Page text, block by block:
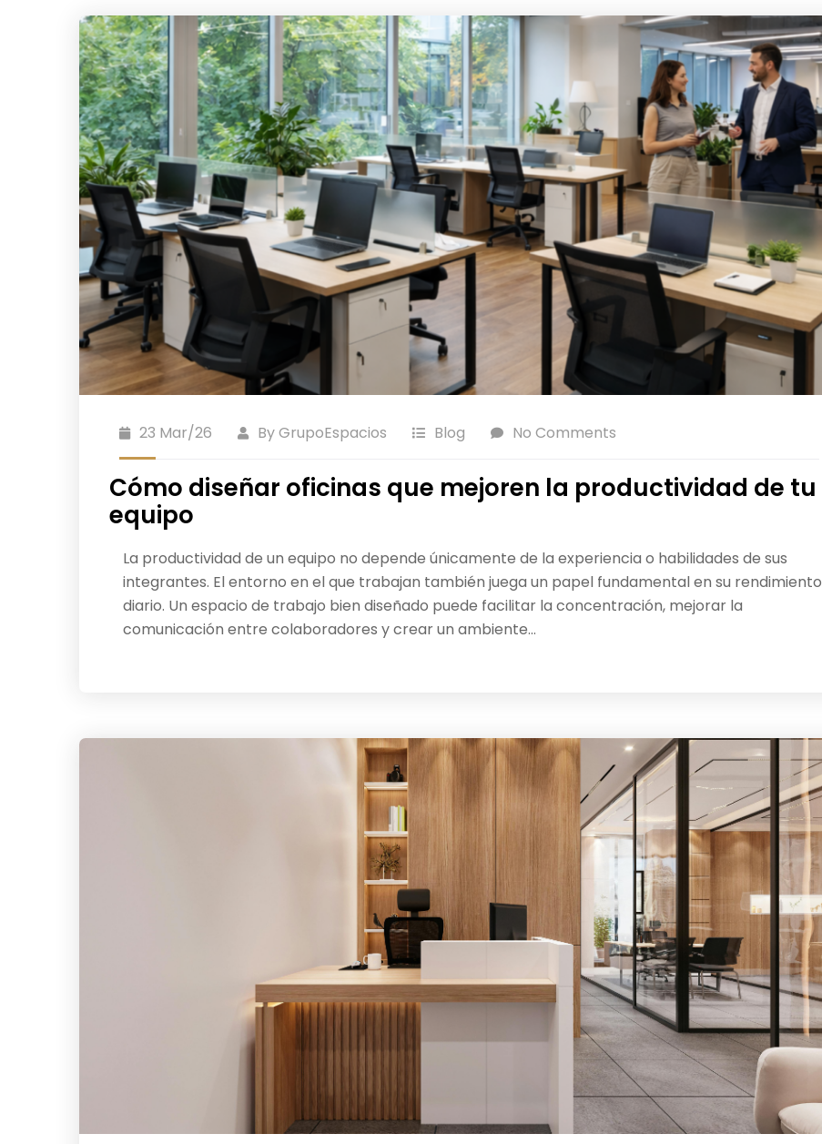
23 Mar/26 ByGrupoEspacios Blog No Comments
Cómo diseñar oficinas que mejoren la productividad de tu
equipo
La productividad de un equipo no depende únicamente de la experiencia o habilidades de sus
integrantes. El entorno en el que trabajan también juega un papel fundamental en su rendimiento
diario. Un espacio de trabajo bien diseñado puede facilitar la concentración, mejorar la
comunicación entre colaboradores y crear un ambiente…